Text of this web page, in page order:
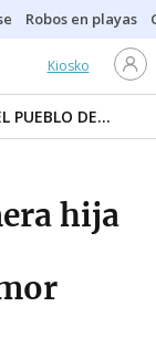
Robos en playas
Kiosko
PUEBLO DE...
hija